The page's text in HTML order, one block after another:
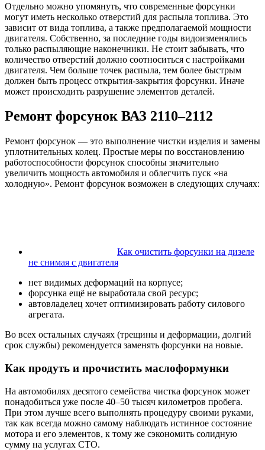
Отдельно можно упомянуть, что современные форсунки
могут иметь несколько отверстий для распыла топлива. Это
зависит от вида топлива, а также предполагаемой мощности
двигателя. Собственно, за последние годы видоизменялись
только распыляющие наконечники. Не стоит забывать, что
количество отверстий должно соотноситься с настройками
двигателя. Чем больше точек распыла, тем более быстрым
должен быть процесс открытия-закрытия форсунки. Иначе
может происходить разрушение элементов деталей.
Ремонт форсунок ВАЗ 2110–2112
Ремонт форсунок — это выполнение чистки изделия и замены
уплотнительных колец. Простые меры по восстановлению
работоспособности форсунок способны значительно
увеличить мощность автомобиля и облегчить пуск «на
холодную». Ремонт форсунок возможен в следующих случаях:
Как очистить форсунки на дизеле
не снимая с двигателя
нет видимых деформаций на корпусе;
форсунка ещё не выработала свой ресурс;
автовладелец хочет оптимизировать работу силового
агрегата.
Во всех остальных случаях (трещины и деформации, долгий
срок службы) рекомендуется заменять форсунки на новые.
Как продуть и прочистить маслоформунки
На автомобилях десятого семейства чистка форсунок может
понадобиться уже после 40–50 тысяч километров пробега.
При этом лучше всего выполнять процедуру своими руками,
так как всегда можно самому наблюдать истинное состояние
мотора и его элементов, к тому же сэкономить солидную
сумму на услугах СТО.